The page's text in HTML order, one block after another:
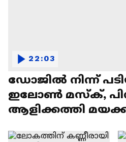
ഡോജിൽ നിന്ന്
ഇലോൺ മസ്ക്,
ആളിക്കത്തി
22:03